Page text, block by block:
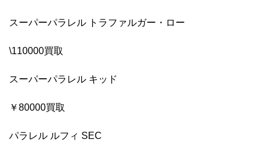
スーパーパラレル トラファルガー・ロー
\110000買取
スーパーパラレル キッド
￥80000買取
パラレル ルフィ SEC